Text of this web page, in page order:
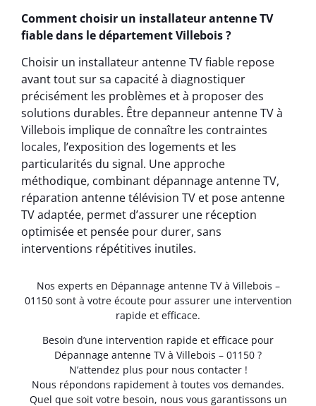
Comment choisir un installateur antenne TV
fiable dans le département Villebois ?
Choisir un installateur antenne TV fiable repose
avant tout sur sa capacité à diagnostiquer
précisément les problèmes et à proposer des
solutions durables. Être depanneur antenne TV à
Villebois implique de connaître les contraintes
locales, l’exposition des logements et les
particularités du signal. Une approche
méthodique, combinant dépannage antenne TV,
réparation antenne télévision TV et pose antenne
TV adaptée, permet d’assurer une réception
optimisée et pensée pour durer, sans
interventions répétitives inutiles.
Nos experts en Dépannage antenne TV à Villebois –
01150 sont à votre écoute pour assurer une intervention
rapide et efficace.
Besoin d’une intervention rapide et efficace pour
Dépannage antenne TV à Villebois – 01150 ?
N’attendez plus pour nous contacter !
Nous répondons rapidement à toutes vos demandes.
Quel que soit votre besoin, nous vous garantissons un